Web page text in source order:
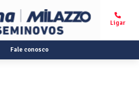
Fale conosco